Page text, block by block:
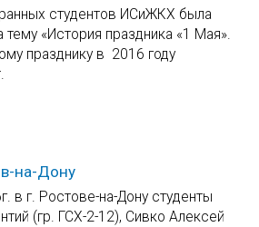
студентов ИСиЖКХ была
тему «История праздника «1 Мая».
празднику в 2016 году
на-Дону
в г. Ростове-на-Дону студенты
(гр. ГСХ-2-12), Сивко Алексей